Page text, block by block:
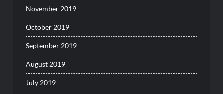
November 2019
October 2019
September 2019
August 2019
July 2019